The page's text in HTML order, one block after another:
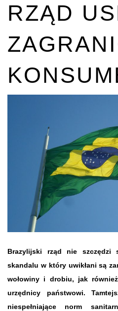
RZĄD
Brazylijski rząd nie szczędzi
skandalu w który uwikłani są
wołowiny i drobiu, jak
urzędnicy państwowi.
niespełniające norm